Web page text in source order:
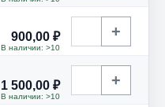
900,00 ₽
В наличии: >10
+
1 500,00 ₽
В наличии: >10
+